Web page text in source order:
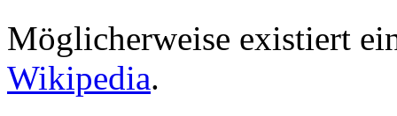
Möglicherweise existiert
Wikipedia.